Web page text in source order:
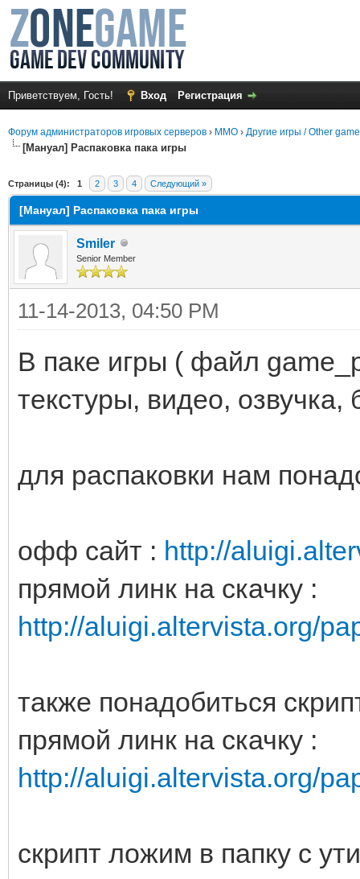
Приветствуем, Гость! Вход Регистрация
Форум администраторов игровых серверов › MMO › Другие игры / Other
[Мануал] Распаковка пака игры
Страницы (4): 1 2 3 4 Следующий »
[Мануал] Распаковка пака игры
Smiler
Senior Member
11-14-2013, 04:50 PM
В паке игры ( файл
текстуры, видео, озвучка,
для распаковки нам
офф сайт : http://
прямой линк на скачку :
http://aluigi.altervista.org/
также понадобиться
прямой линк на скачку :
http://aluigi.altervista.org/
скрипт ложим в папку с